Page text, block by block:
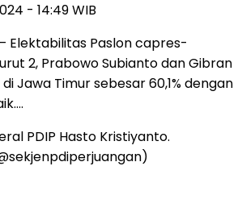
- 14:49 WIB
– Elektabilitas Paslon capres-
2, Prabowo Subianto dan Gibran
Jawa Timur sebesar 60,1% dengan